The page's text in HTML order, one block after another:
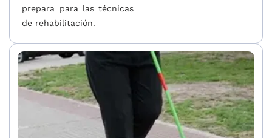
prepara para las técnicas
de rehabilitación.